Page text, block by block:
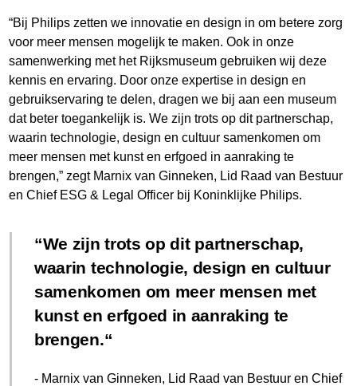
“Bij Philips zetten we innovatie en design in om betere zorg
voor meer mensen mogelijk te maken. Ook in onze
samenwerking met het Rijksmuseum gebruiken wij deze
kennis en ervaring. Door onze expertise in design en
gebruikservaring te delen, dragen we bij aan een museum
dat beter toegankelijk is. We zijn trots op dit partnerschap,
waarin technologie, design en cultuur samenkomen om
meer mensen met kunst en erfgoed in aanraking te
brengen,” zegt Marnix van Ginneken, Lid Raad van Bestuur
en Chief ESG & Legal Officer bij Koninklijke Philips.
We zijn trots op dit partnerschap,
waarin technologie, design en cultuur
samenkomen om meer mensen met
kunst en erfgoed in aanraking te
brengen.
- Marnix van Ginneken, Lid Raad van Bestuur en Chief